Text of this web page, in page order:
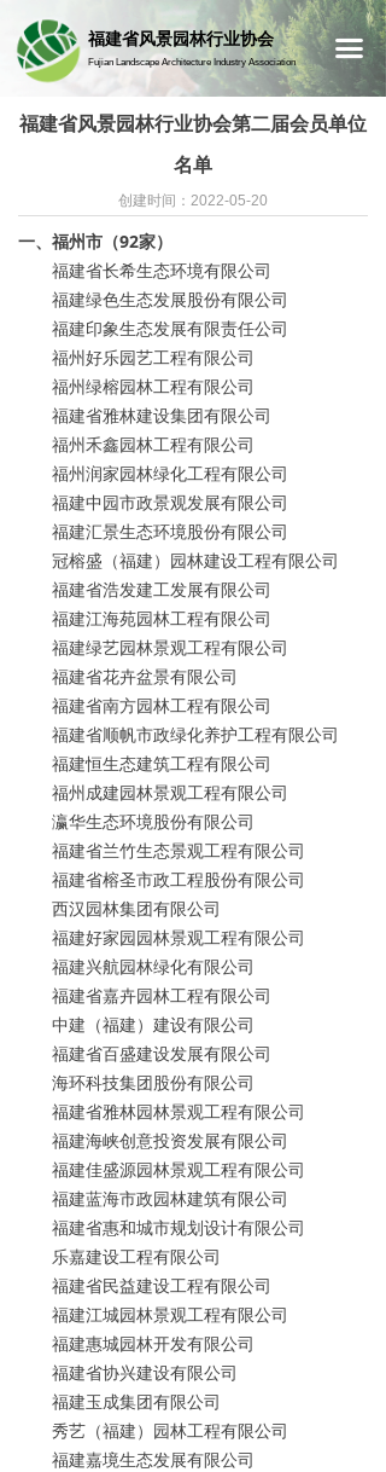
끀
首页 福建省风景园林行业协会
Fujian Landscape Architecture Industry Association
一、福州市（92家）
福建省长希生态环境有限公司
福建绿色生态发展股份有限公司
福建印象生态发展有限责任公司
福州好乐园艺工程有限公司
福州绿榕园林工程有限公司
福建省雅林建设集团有限公司
福州禾鑫园林工程有限公司
福州润家园林绿化工程有限公司
福建中园市政景观发展有限公司
福建汇景生态环境股份有限公司
冠榕盛（福建）园林建设工程有限公司
福建省浩发建工发展有限公司
福建江海苑园林工程有限公司
福建绿艺园林景观工程有限公司
福建省花卉盆景有限公司
福建省南方园林工程有限公司
福建省顺帆市政绿化养护工程有限公司
福建恒生态建筑工程有限公司
福州成建园林景观工程有限公司
瀛华生态环境股份有限公司
福建省兰竹生态景观工程有限公司
福建省榕圣市政工程股份有限公司
西汉园林集团有限公司
福建好家园园林景观工程有限公司
福建兴航园林绿化有限公司
福建省嘉卉园林工程有限公司
中建（福建）建设有限公司
福建省百盛建设发展有限公司
海环科技集团股份有限公司
福建省雅林园林景观工程有限公司
福建海峡创意投资发展有限公司
福建佳盛源园林景观工程有限公司
福建蓝海市政园林建筑有限公司
福建省惠和城市规划设计有限公司
乐嘉建设工程有限公司
福建省民益建设工程有限公司
福建江城园林景观工程有限公司
福建惠城园林开发有限公司
福建省协兴建设有限公司
福建玉成集团有限公司
秀艺（福建）园林工程有限公司
福建嘉境生态发展有限公司
福建省风景园林行业协会第二届会员单位
名单
创建时间： 2022-05-20